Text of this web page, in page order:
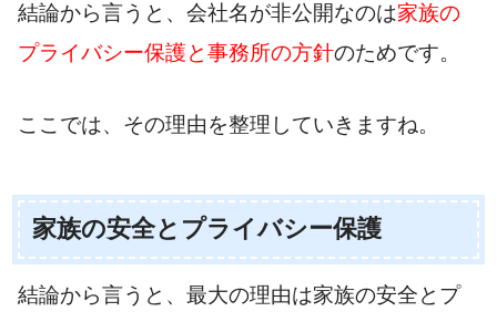
結論から言うと、会社名が非公開なのは家族の
プライバシー保護と事務所の方針のためです。
ここでは、その理由を整理していきますね。
家族の安全とプライバシー保護
結論から言うと、最大の理由は家族の安全とプ